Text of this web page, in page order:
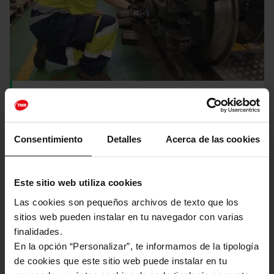
Consentimiento Detalles Acerca de las cookies
Este sitio web utiliza cookies
Las cookies son pequeños archivos de texto que los
sitios web pueden instalar en tu navegador con varias
finalidades.
En la opción “Personalizar”, te informamos de la tipología
de cookies que este sitio web puede instalar en tu